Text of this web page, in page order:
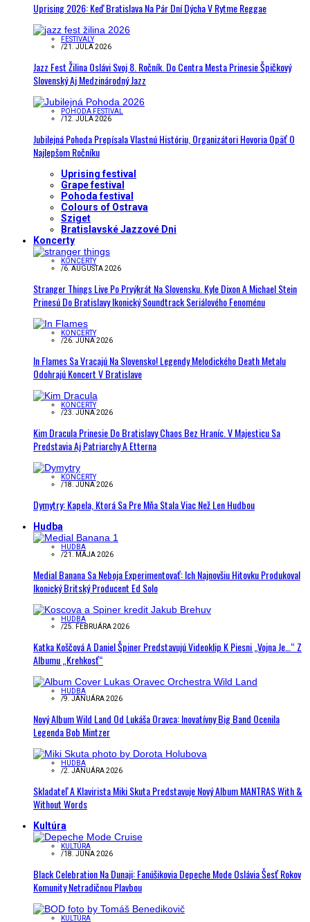
Uprising 2026: Keď Bratislava Na Pár Dní Dýcha V Rytme Reggae
FESTIVALY
/21. JÚLA 2026
Jazz Fest Žilina Oslávi Svoj 8. Ročník. Do Centra Mesta Prinesie Špičkový
Slovenský Aj Medzinárodný Jazz
POHODA FESTIVAL
/12. JÚLA 2026
Jubilejná Pohoda Prepísala Vlastnú Históriu, Organizátori Hovoria Opäť O
Najlepšom Ročníku
Uprising festival
Grape festival
Pohoda festival
Colours of Ostrava
Sziget
Bratislavské Jazzové Dni
Koncerty
KONCERTY
/6. AUGUSTA 2026
Stranger Things Live Po Prvýkrát Na Slovensku. Kyle Dixon A Michael Stein
Prinesú Do Bratislavy Ikonický Soundtrack Seriálového Fenoménu
KONCERTY
/26. JÚNA 2026
In Flames Sa Vracajú Na Slovensko! Legendy Melodického Death Metalu
Odohrajú Koncert V Bratislave
KONCERTY
/23. JÚNA 2026
Kim Dracula Prinesie Do Bratislavy Chaos Bez Hraníc. V Majesticu Sa
Predstavia Aj Patriarchy A Etterna
KONCERTY
/18. JÚNA 2026
Dymytry: Kapela, Ktorá Sa Pre Mňa Stala Viac Než Len Hudbou
Hudba
HUDBA
/21. MÁJA 2026
Medial Banana Sa Neboja Experimentovať: Ich Najnovšiu Hitovku Produkoval
Ikonický Britský Producent Ed Solo
HUDBA
/25. FEBRUÁRA 2026
Katka Koščová A Daniel Špiner Predstavujú Videoklip K Piesni „Vojna Je…“ Z
Albumu „Krehkosť“
HUDBA
/9. JANUÁRA 2026
Nový Album Wild Land Od Lukáša Oravca: Inovatívny Big Band Ocenila
Legenda Bob Mintzer
HUDBA
/2. JANUÁRA 2026
Skladateľ A Klavirista Miki Skuta Predstavuje Nový Album MANTRAS With &
Without Words
Kultúra
KULTÚRA
/18. JÚNA 2026
Black Celebration Na Dunaji: Fanúšikovia Depeche Mode Oslávia Šesť Rokov
Komunity Netradičnou Plavbou
KULTÚRA